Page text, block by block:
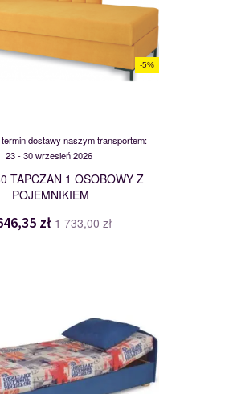
-5%
dostawy naszym transportem:
23 - 30 wrzesień 2026
TAPCZAN 1 OSOBOWY Z
POJEMNIKIEM
zł 1 733,00 zł